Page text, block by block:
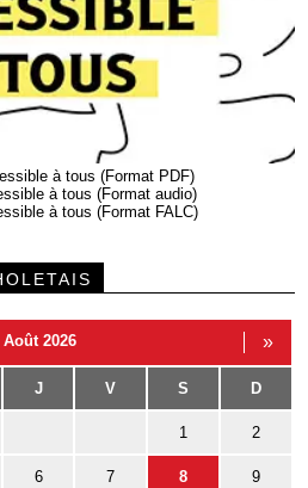
à tous (Format PDF)
à tous (Format audio)
à tous (Format FALC)
Août 2026 »
J V S D
1 2
6 7 8 9